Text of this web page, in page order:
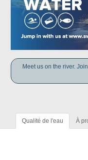
Meet us on the river.
Qualité de l'eau À